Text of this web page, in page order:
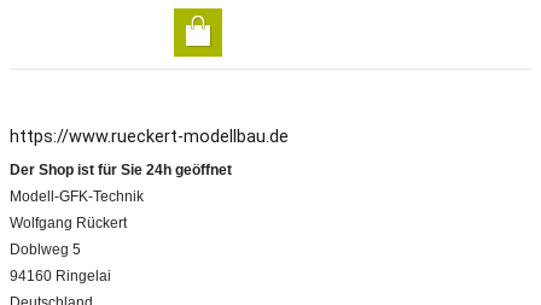
https://www.rueckert-modellbau.de
Der Shop ist für Sie 24h geöffnet
Modell-GFK-Technik
Wolfgang Rückert
Doblweg 5
94160 Ringelai